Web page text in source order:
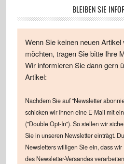
BLEIBEN SIE
Wenn Sie keinen neuen
möchten, tragen Sie bitte Ihre
Wir informieren Sie dann gern
Artikel:
Nachdem Sie auf "Newsletter
schicken wir Ihnen eine E-Mail mit
("Double Opt-In"). So stellen wir
Sie in unseren Newsletter einträgt.
Newsletters willigen Sie ein, dass
des Newsletter-Versandes